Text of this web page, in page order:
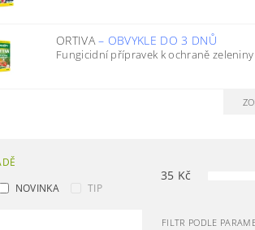
ORTIVA– OBVYKLE DO 3 DNŮ
Fungicidní přípravek k ochraně
NOVINKA TIP
35 Kč
FILTR PODLE